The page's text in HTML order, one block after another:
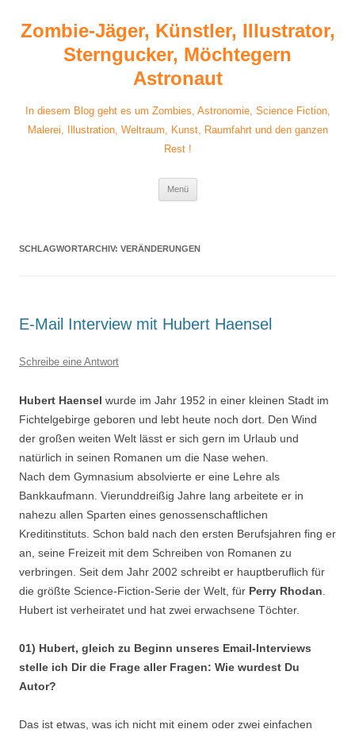
springen
Zombie-Jäger, Künstler, Illustrator,
Sterngucker, Möchtegern
Astronaut
In diesem Blog geht es um Zombies, Astronomie, Science Fiction,
Malerei, Illustration, Weltraum, Kunst, Raumfahrt und den ganzen
Rest !
Menü
SCHLAGWORTARCHIV: VERÄNDERUNGEN
E-Mail Interview mit Hubert Haensel
Schreibe eine Antwort
Hubert Haensel wurde im Jahr 1952 in einer kleinen Stadt im
Fichtelgebirge geboren und lebt heute noch dort. Den Wind
der großen weiten Welt lässt er sich gern im Urlaub und
natürlich in seinen Romanen um die Nase wehen.
Nach dem Gymnasium absolvierte er eine Lehre als
Bankkaufmann. Vierunddreißig Jahre lang arbeitete er in
nahezu allen Sparten eines genossenschaftlichen
Kreditinstituts. Schon bald nach den ersten Berufsjahren fing er
an, seine Freizeit mit dem Schreiben von Romanen zu
verbringen. Seit dem Jahr 2002 schreibt er hauptberuflich für
die größte Science-Fiction-Serie der Welt, für Perry Rhodan
Hubert ist verheiratet und hat zwei erwachsene Töchter.
01) Hubert, gleich zu Beginn unseres Email-Interviews
stelle ich Dir die Frage aller Fragen: Wie wurdest Du
Autor?
Das ist etwas, was ich nicht mit einem oder zwei einfachen